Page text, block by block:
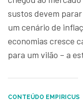
sustos devem
um cenário de
economias cresce
para um vilão – a
CONTEÚDO EMPIRICUS